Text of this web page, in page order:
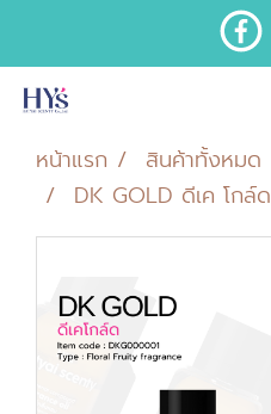
หน้าแรก สินค้าทั้งหมด
DK GOLD ดีเค โกล์ด